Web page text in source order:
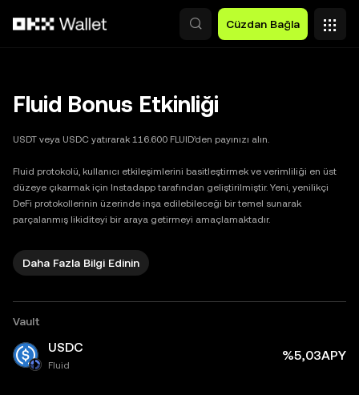
Cüzdan Bağla
Fluid Bonus Etkinliği
USDT veya USDC yatırarak 116.600 FLUID’den payınızı alın.
Fluid protokolü, kullanıcı etkileşimlerini basitleştirmek ve verimliliği en üst
düzeye çıkarmak için Instadapp tarafından geliştirilmiştir. Yeni, yenilikçi
DeFi protokollerinin üzerinde inşa edilebileceği bir temel sunarak
parçalanmış likiditeyi bir araya getirmeyi amaçlamaktadır.
Daha Fazla Bilgi Edinin
fluid
Vault
USDC
Fluid
%5,03APY